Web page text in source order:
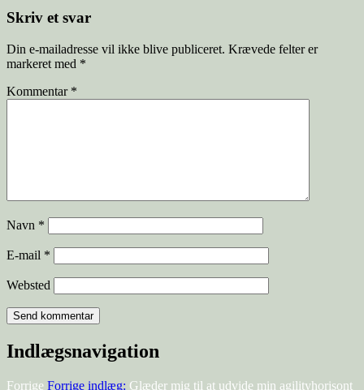
Skriv et svar
Din e-mailadresse vil ikke blive publiceret. Krævede felter er
markeret med *
Kommentar *
Navn *
E-mail *
Websted
Indlægsnavigation
Forrige Forrige indlæg: Glæder mig til at udvide min agilityhorisont